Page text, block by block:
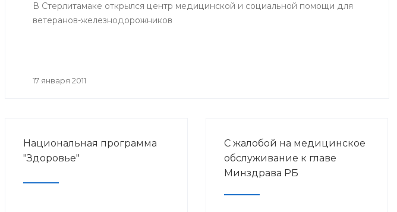
В Стерлитамаке открылся центр медицинской и социальной помощи для
ветеранов-железнодорожников
17 января 2011
Национальная программа
"Здоровье"
С жалобой на медицинское
обслуживание к главе
Минздрава РБ